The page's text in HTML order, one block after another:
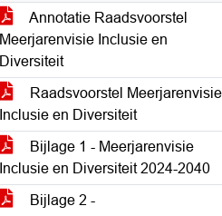
Annotatie Raadsvoorstel
Meerjarenvisie Inclusie en
Diversiteit
Raadsvoorstel Meerjarenvisie
Inclusie en Diversiteit
Bijlage 1 - Meerjarenvisie
Inclusie en Diversiteit 2024-2040
Bijlage 2 -